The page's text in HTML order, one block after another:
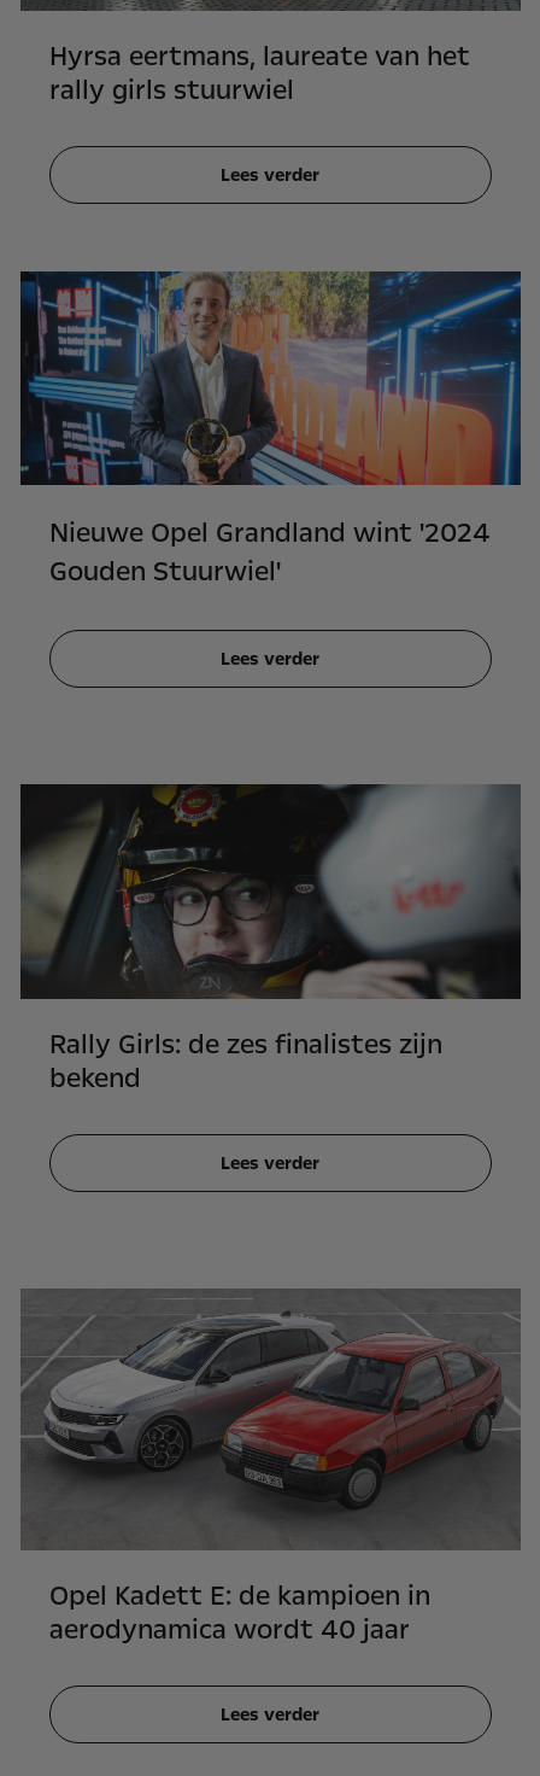
Hyrsa eertmans, laureate van het
rally girls stuurwiel
Lees verder
Nieuwe Opel Grandland wint '2024
Gouden Stuurwiel'
Lees verder
Rally Girls: de zes finalistes zijn
bekend
Lees verder
Opel Kadett E: de kampioen in
aerodynamica wordt 40 jaar
Lees verder